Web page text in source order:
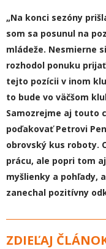
„Na konci sezóny
som sa posunul na
mládeže. Nesmierne
rozhodol ponuku
tejto pozícii v inom
to bude vo väčšom
Samozrejme aj touto
poďakovať Petrovi
obrovský kus roboty.
prácu, ale popri tom
myšlienky a pohľady,
zanechal pozitívny
ZDIEĽAJ